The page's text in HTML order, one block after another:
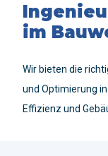
im
Wir bieten die
und Optimierung
Effizienz und